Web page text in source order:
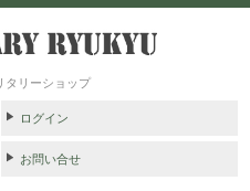
タリーショップ
ログイン
お問い合せ